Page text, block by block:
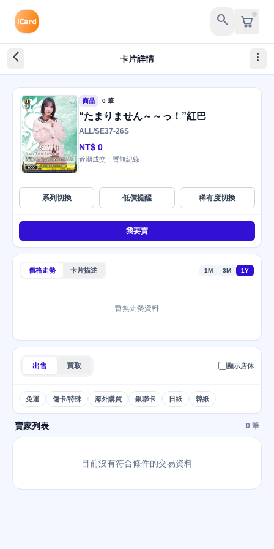
search
arrow_back_ios_new 卡片詳情 more_vert
商品 0 筆
“たまりません～～っ！”紅巴
ALL/SE37-26S
NT$ 0
近期成交：暫無紀錄
系列切換 低價提醒 稀有度切換
我要賣
價格走勢 卡片描述 1M 3M 1Y
暫無走勢資料
出售 買取 顯示店休
免運 傷卡/特殊 海外購買 銀聯卡 日紙 韓紙
賣家列表 0 筆
目前沒有符合條件的交易資料